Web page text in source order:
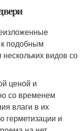
подобным
видов со
ценой и
со временем
влаги в их
герметизации и